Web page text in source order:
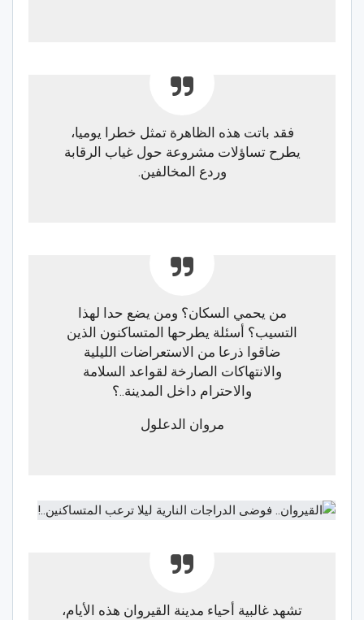
فقد باتت هذه الظاهرة تمثل خطرا يوميا،
يطرح تساؤلات مشروعة حول غياب الرقابة
وردع المخالفين.
من يحمي السكان؟ ومن يضع حدا لهذا
التسيب؟ أسئلة يطرحها المتساكنون الذين
ضاقوا ذرعا من الاستعراضات الليلية
والانتهاكات الصارخة لقواعد السلامة
والاحترام داخل المدينة..؟
مروان الدعلول
تشهد غالبية أحياء مدينة القيروان هذه الأيام،